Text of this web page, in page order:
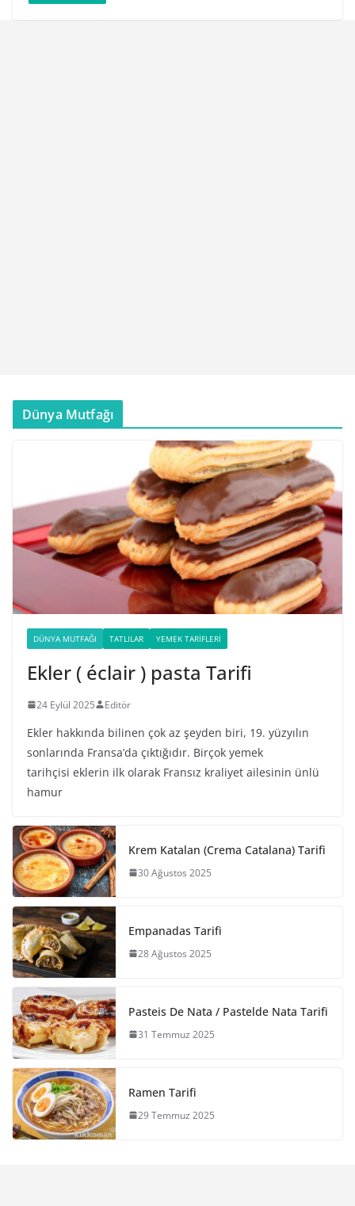
Dünya Mutfağı
DÜNYA MUTFAĞI TATLILAR YEMEK TARIFLERI
Ekler ( éclair ) pasta Tarifi
24 Eylül 2025 Editör
Ekler hakkında bilinen çok az şeyden biri, 19. yüzyılın
sonlarında Fransa’da çıktığıdır. Birçok yemek
tarihçisi eklerin ilk olarak Fransız kraliyet ailesinin ünlü
hamur
Krem Katalan (Crema Catalana) Tarifi
30 Ağustos 2025
Empanadas Tarifi
28 Ağustos 2025
Pasteis De Nata / Pastelde Nata Tarifi
31 Temmuz 2025
Ramen Tarifi
29 Temmuz 2025